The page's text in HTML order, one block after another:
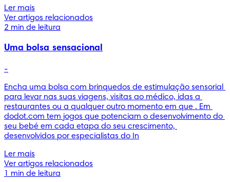
Ler mais
Ver artigos relacionados
2 min de leitura
Uma bolsa sensacional
-
Encha uma bolsa com brinquedos de estimulação sensorial
para levar nas suas viagens, visitas ao médico, idas a
restaurantes ou a qualquer outro momento em que . Em
dodot.com tem jogos que potenciam o desenvolvimento do
seu bebé em cada etapa do seu crescimento,
desenvolvidos por especialistas do In
Ler mais
Ver artigos relacionados
1 min de leitura